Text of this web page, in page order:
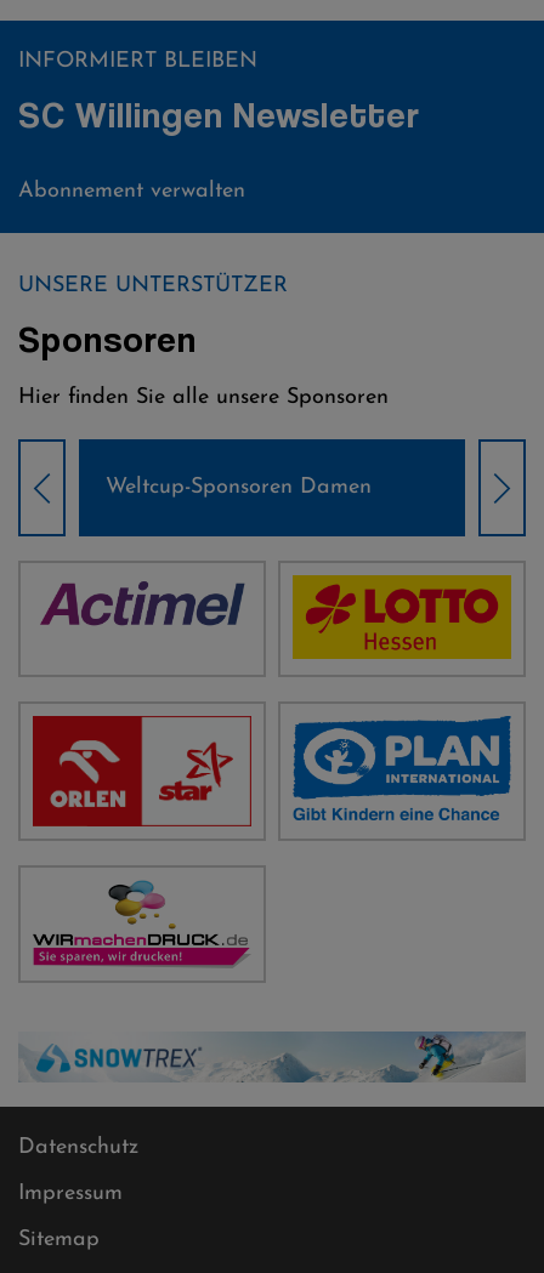
INFORMIERT BLEIBEN
SC Willingen Newsletter
Abonnement verwalten
UNSERE UNTERSTÜTZER
Sponsoren
Hier finden Sie alle unsere Sponsoren
Weltcup-Sponsoren Damen
Datenschutz
Impressum
Sitemap